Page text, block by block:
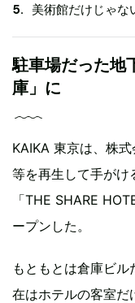
美術館だけじゃな
駐車場だった地
庫」に
KAIKA 東京は、株
等を再生して手がけ
「THE SHARE
ープンした。
もともとは倉庫ビ
在はホテルの客室だ